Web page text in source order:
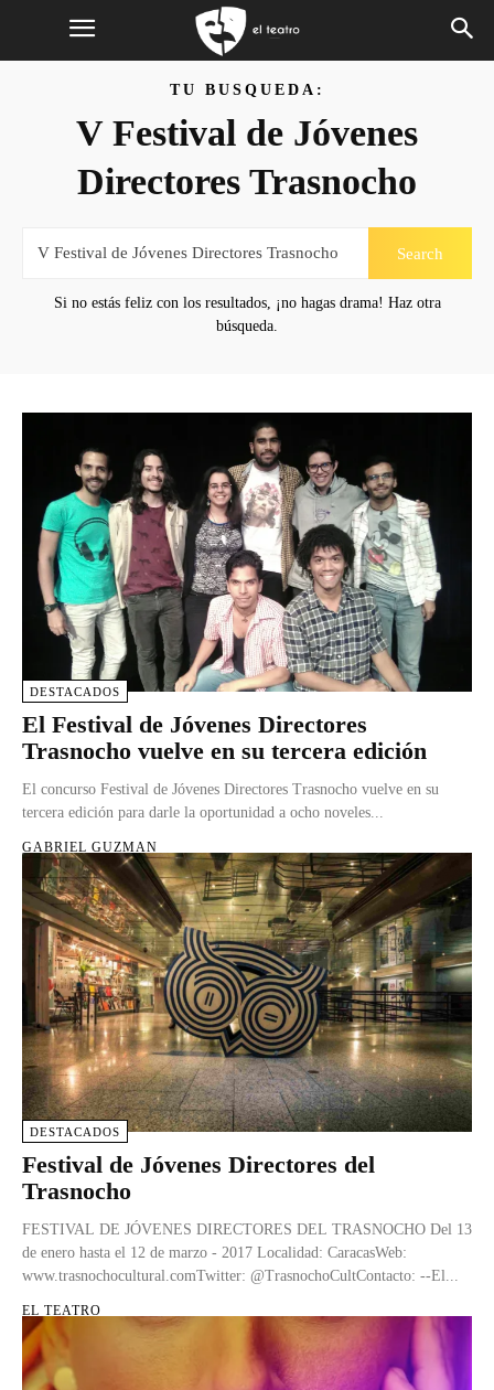
TU BUSQUEDA:
V Festival de Jóvenes
Directores Trasnocho
Search
Si no estás feliz con los resultados, ¡no hagas drama! Haz otra
búsqueda.
DESTACADOS
El Festival de Jóvenes Directores
Trasnocho vuelve en su tercera edición
El concurso Festival de Jóvenes Directores Trasnocho vuelve en su
tercera edición para darle la oportunidad a ocho noveles...
GABRIEL GUZMAN
DESTACADOS
Festival de Jóvenes Directores del
Trasnocho
FESTIVAL DE JÓVENES DIRECTORES DEL TRASNOCHO Del 13
de enero hasta el 12 de marzo - 2017 Localidad: CaracasWeb:
www.trasnochocultural.comTwitter: @TrasnochoCultContacto: --El...
EL TEATRO